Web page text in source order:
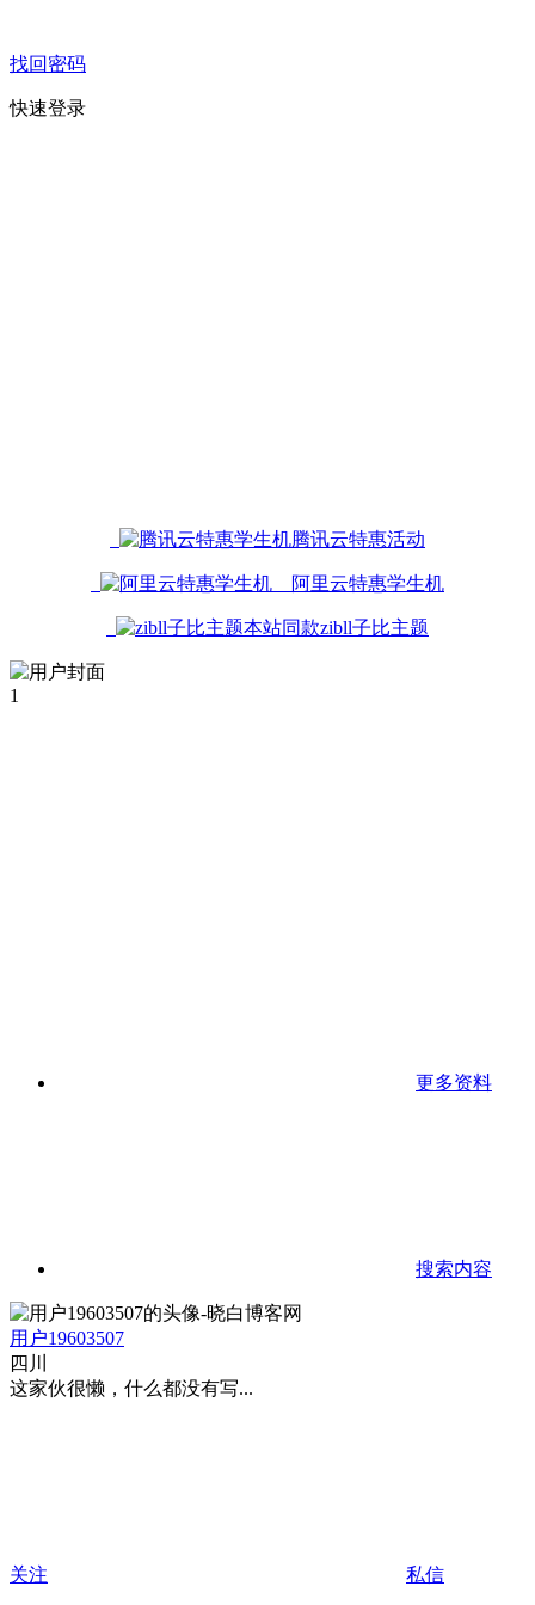
找回密码
快速登录
腾讯云特惠活动
阿里云特惠学生机
本站同款zibll子比主题
1
更多资料
搜索内容
用户19603507
四川
这家伙很懒，什么都没有写...
关注 私信